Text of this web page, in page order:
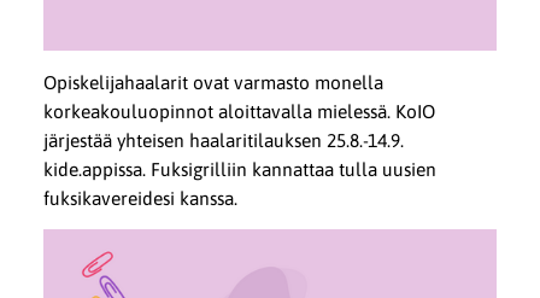
Opiskelijahaalarit ovat varmasto monella
korkeakouluopinnot aloittavalla mielessä. KoIO
järjestää yhteisen haalaritilauksen 25.8.-14.9.
kide.appissa. Fuksigrilliin kannattaa tulla uusien
fuksikavereidesi kanssa.